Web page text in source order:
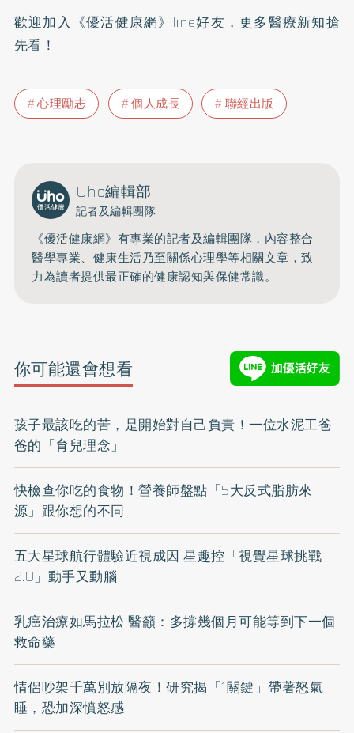
歡迎加入 《優活健康網》line好友 ，更多醫療新知搶
先看！
心理勵志 個人成長 聯經出版
Uho編輯部
記者及編輯團隊
《優活健康網》有專業的記者及編輯團隊，內容整合
醫學專業、健康生活乃至關係心理學等相關文章，致
力為讀者提供最正確的健康認知與保健常識。
你可能還會想看
孩子最該吃的苦，是開始對自己負責！一位水泥工爸
爸的「育兒理念」
快檢查你吃的食物！營養師盤點「5大反式脂肪來
源」跟你想的不同
五大星球航行體驗近視成因 星趣控「視覺星球挑戰
2.0」動手又動腦
乳癌治療如馬拉松 醫籲：多撐幾個月可能等到下一個
救命藥
情侶吵架千萬別放隔夜！研究揭「1關鍵」帶著怒氣
睡，恐加深憤怒感